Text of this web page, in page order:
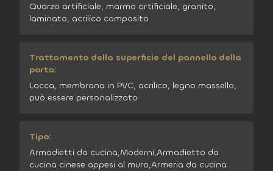
Quarzo artificiale, marmo artificiale, granito,
laminato, acrilico composito
Trattamento della superficie del pannello della
porta:
Lacca, membrana in PVC, acrilico, legno massello,
può essere personalizzato
Tipo:
Armadietti da cucina,Moderni,Armadietto da
cucina cinese appesi al muro,Armeria da cucina